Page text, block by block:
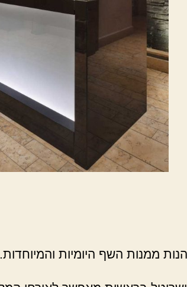
ממנות השף היומיות והמיוחדות.